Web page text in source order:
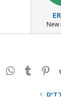
Reddit
Pinterest
Tumblr